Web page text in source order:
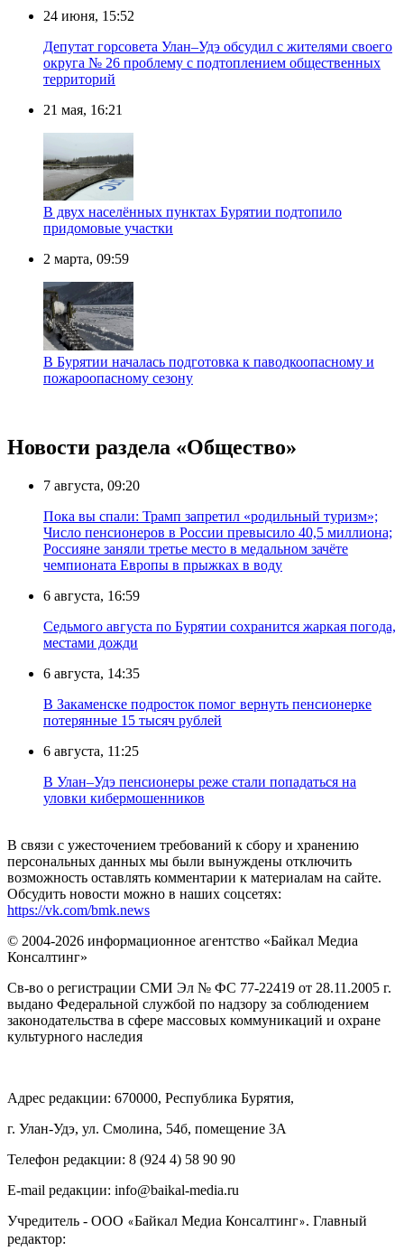
24 июня, 15:52
Депутат горсовета Улан–Удэ обсудил с жителями своего
округа № 26 проблему с подтоплением общественных
территорий
21 мая, 16:21
В двух населённых пунктах Бурятии подтопило
придомовые участки
2 марта, 09:59
В Бурятии началась подготовка к паводкоопасному и
пожароопасному сезону
Новости раздела «Общество»
7 августа, 09:20
Пока вы спали: Трамп запретил «родильный туризм»;
Число пенсионеров в России превысило 40,5 миллиона;
Россияне заняли третье место в медальном зачёте
чемпионата Европы в прыжках в воду
6 августа, 16:59
Седьмого августа по Бурятии сохранится жаркая погода,
местами дожди
6 августа, 14:35
В Закаменске подросток помог вернуть пенсионерке
потерянные 15 тысяч рублей
6 августа, 11:25
В Улан–Удэ пенсионеры реже стали попадаться на
уловки кибермошенников
В связи с ужесточением требований к сбору и хранению
персональных данных мы были вынуждены отключить
возможность оставлять комментарии к материалам на сайте.
Обсудить новости можно в наших соцсетях:
https://vk.com/bmk.news
© 2004-2026 информационное агентство «Байкал Медиа
Консалтинг»
Св-во о регистрации СМИ Эл № ФС 77-22419 от 28.11.2005 г.
выдано Федеральной службой по надзору за соблюдением
законодательства в сфере массовых коммуникаций и охране
культурного наследия
Адрес редакции: 670000, Республика Бурятия,
г. Улан-Удэ, ул. Смолина, 54б, помещение 3А
Телефон редакции: ‎‎8 (924 4) 58 90 90
E-mail редакции: info@baikal-media.ru
Учредитель - ООО «Байкал Медиа Консалтинг». Главный
редактор: